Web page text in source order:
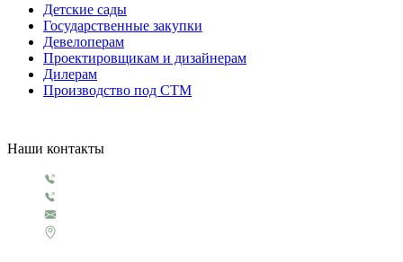
Детские сады
Государственные закупки
Девелоперам
Проектировщикам и дизайнерам
Дилерам
Производство под СТМ
Наши контакты